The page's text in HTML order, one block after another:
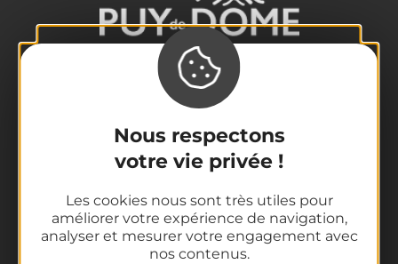
Nous respectons
votre vie privée !
Les cookies nous sont très utiles pour
améliorer votre expérience de navigation,
analyser et mesurer votre engagement avec
nos contenus.
Nos incontournables
L'Auvergne des Volcans
Randonnées
Tout l'agenda
Préparer son voyage
Informations pratiques